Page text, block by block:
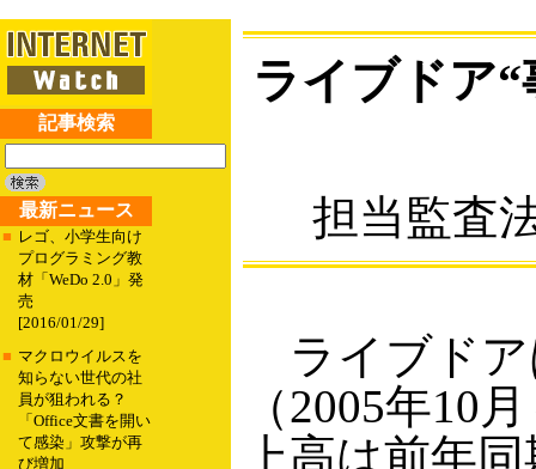
記事検索
最新ニュース
■ レゴ、小学生向け
プログラミング教
材「WeDo 2.0」発
売
[2016/01/29]
■ マクロウイルスを
知らない世代の社
員が狙われる？
「Office文書を開い
て感染」攻撃が再
び増加
ライブドア
担当監査
ライブドア
（2005年10
上高は前年